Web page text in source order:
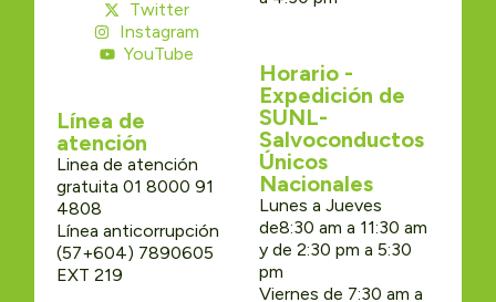
Twitter
Instagram
YouTube
Línea de
atención
Linea de atención
gratuita 01 8000 91
4808
Línea anticorrupción
(57+604) 7890605
EXT 219
Horario -
Expedición de
SUNL-
Salvoconductos
Únicos
Nacionales
Lunes a Jueves
de8:30 am a 11:30 am
y de 2:30 pm a 5:30
pm
Viernes de 7:30 am a